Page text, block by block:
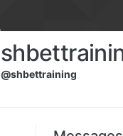
@shbettraining